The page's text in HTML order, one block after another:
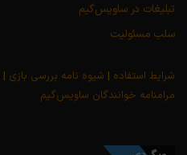
تبلیغات در ساویس‌گیم
سلب مسئولیت
شرایط استفاده | شیوه نامه بررسی بازی |
مرامنامه خوانندگان ساویس‌گیم